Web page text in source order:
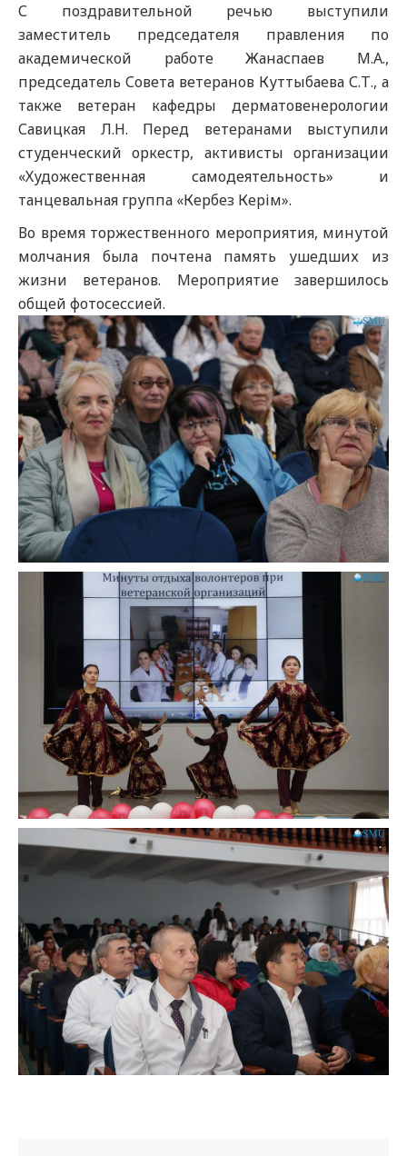
С поздравительной речью выступили
заместитель председателя правления по
академической работе Жанаспаев М.А.,
председатель Совета ветеранов Куттыбаева С.Т., а
также ветеран кафедры дерматовенерологии
Савицкая Л.Н. Перед ветеранами выступили
студенческий оркестр, активисты организации
«Художественная самодеятельность» и
танцевальная группа «Кербез Керім».
Во время торжественного мероприятия, минутой
молчания была почтена память ушедших из
жизни ветеранов. Мероприятие завершилось
общей фотосессией.